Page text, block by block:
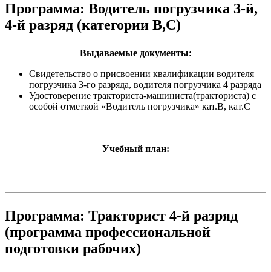
Программа: Водитель погрузчика 3-й,
4-й разряд (категории В,С)
Выдаваемые документы:
Свидетельство о присвоении квалификации водителя
погрузчика 3-го разряда, водителя погрузчика 4 разряда
Удостоверение тракториста-машиниста(тракториста) с
особой отметкой «Водитель погрузчика» кат.В, кат.С
Учебный план:
Программа: Тракторист 4-й разряд
(программа профессиональной
подготовки рабочих)